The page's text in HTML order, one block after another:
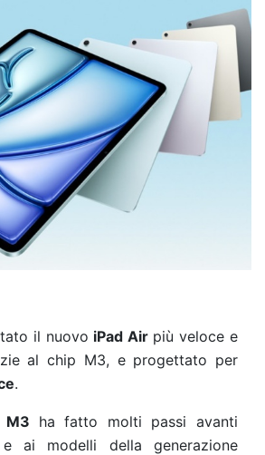
il nuovo iPad Air più veloce e
al chip M3, e progettato per
.
M3 ha fatto molti passi avanti
ai modelli della generazione